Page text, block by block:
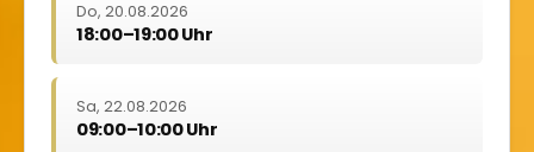
Do, 20.08.2026
18:00–19:00 Uhr
Sa, 22.08.2026
09:00–10:00 Uhr